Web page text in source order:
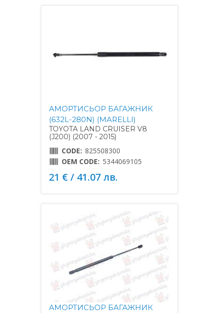
АМОРТИСЬОР БАГАЖНИК
(632L-280N) (MARELLI)
TOYOTA LAND CRUISER V8
(J200) (2007 - 2015)
CODE: 825508300
OEM CODE: 5344069105
21 € / 41.07 лв.
АМОРТИСЬОР БАГАЖНИК